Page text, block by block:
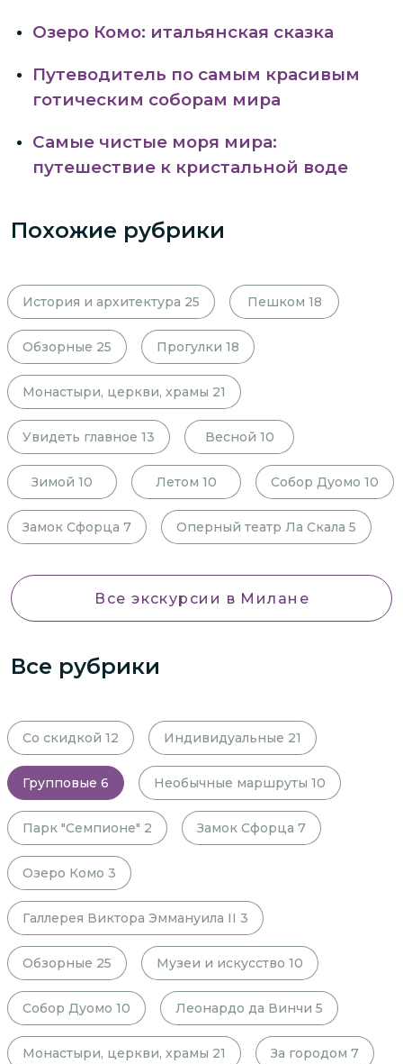
Озеро Комо: итальянская сказка
Путеводитель по самым красивым
готическим соборам мира
Самые чистые моря мира:
путешествие к кристальной воде
Похожие рубрики
История и архитектура 25 Пешком 18
Обзорные 25 Прогулки 18
Монастыри, церкви, храмы 21
Увидеть главное 13 Весной 10
Зимой 10 Летом 10 Собор Дуомо 10
Замок Сфорца 7 Оперный театр Ла Скала 5
Все экскурсии в Милане
Все рубрики
Со скидкой 12 Индивидуальные 21
Групповые 6 Необычные маршруты 10
Парк "Семпионе" 2 Замок Сфорца 7
Озеро Комо 3
Галлерея Виктора Эммануила II 3
Обзорные 25 Музеи и искусство 10
Собор Дуомо 10 Леонардо да Винчи 5
Монастыри, церкви, храмы 21 За городом 7